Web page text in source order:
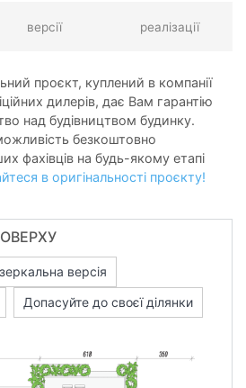
версії реалізації
проєкт, куплений в компанії
дилерів, дає Вам гарантію
над будівництвом будинку.
безкоштовно
фахівців на будь-якому етапі
в оригінальності проєкту!
версія
Допасуйте до своєї ділянки